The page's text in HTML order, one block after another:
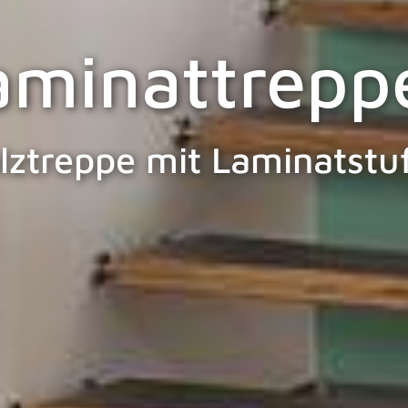
mit